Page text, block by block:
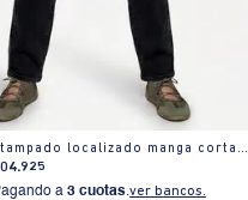
Camiseta estampado localizado manga corta cuello redondo para mujer
.925
a3 cuotas.ver bancos.